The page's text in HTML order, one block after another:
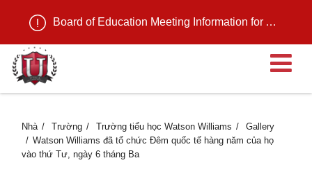
Board of Education Meeting Information for August 11, 2026
Nhà Trường Trường tiểu học Watson Williams
Gallery
Watson Williams đã tổ chức Đêm quốc tế hàng năm của họ
vào thứ Tư, ngày 6 tháng Ba